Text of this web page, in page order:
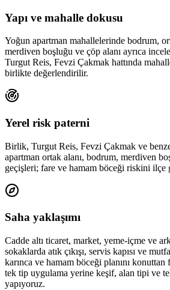
Yapı ve mahalle dokusu
Yoğun apartman mahallelerinde bodrum,
merdiven boşluğu ve çöp alanı ayrıca
Turgut Reis, Fevzi Çakmak hattında
birlikte değerlendirilir.
Yerel risk paterni
Birlik, Turgut Reis, Fevzi Çakmak ve
apartman ortak alanı, bodrum, merdiven
geçişleri; fare ve hamam böceği riskini ilçe
Saha yaklaşımı
Cadde altı ticaret, market, yeme-içme ve
sokaklarda atık çıkışı, servis kapısı ve
karınca ve hamam böceği planını konuttan
tek tip uygulama yerine keşif, alan tipi ve
yapıyoruz.